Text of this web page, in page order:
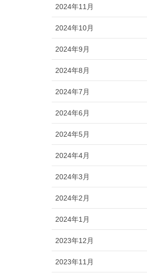
2024年11月
2024年10月
2024年9月
2024年8月
2024年7月
2024年6月
2024年5月
2024年4月
2024年3月
2024年2月
2024年1月
2023年12月
2023年11月